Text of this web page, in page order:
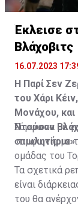
Έκλεισε
Βλάχοβιτς
16.07.2023
Η Παρί Σεν
του Χάρι
Μονάχου,
Ντούσαν
«πωλητήριο»
Σύμφωνα με
συμφωνία με
ομάδας του
Τα σχετικά
είναι
του θα